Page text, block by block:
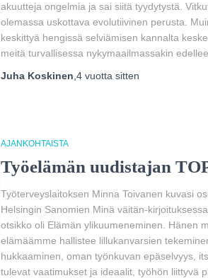
akuutteja ongelmia ja sai siitä tyydytystä.
olemassa uskottava evolutiivinen perusta.
keskittyä hengissä selviämisen kannalta
meitä turvallisessa nykymaailmassakin
Juha Koskinen 4 vuotta sitten
AJANKOHTAISTA
Työelämän uudistajan
Työterveyslaitoksen Minna Toivanen kuvasi
Helsingin Sanomien Minä väitän-
otsikko oli Elämän ylikuumeneminen. Hänen
elämäämme hallistee lillukanvarsien
hukkaaminen, oman työnkuvan epäselvyys,
tulevat vaatimukset ja ideaalit, työhön liittyvä